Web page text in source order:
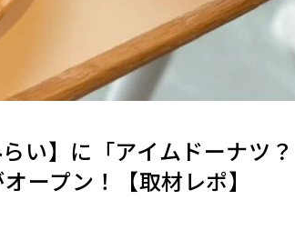
い】に「アイムドーナツ？
ープン！【取材レポ】